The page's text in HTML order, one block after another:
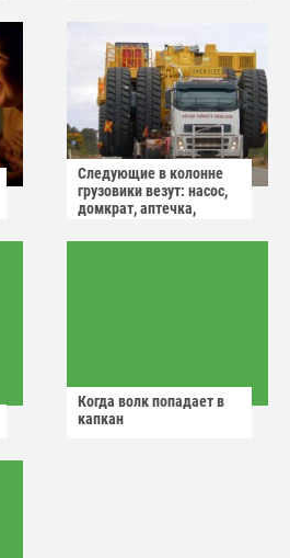
Следующие в колонне
грузовики везут: насос,
домкрат, аптечка,
Когда волк попадает в
капкан